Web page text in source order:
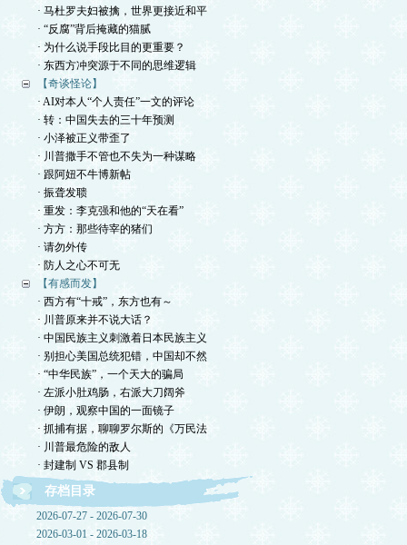
· 马杜罗夫妇被擒，世界更接近和平
· “反腐”背后掩藏的猫腻
· 为什么说手段比目的更重要？
· 东西方冲突源于不同的思维逻辑
【奇谈怪论】
· AI对本人“个人责任”一文的评论
· 转：中国失去的三十年预测
· 小泽被正义带歪了
· 川普撒手不管也不失为一种谋略
· 跟阿妞不牛博新帖
· 振聋发聩
· 重发：李克强和他的“天在看”
· 方方：那些待宰的猪们
· 请勿外传
· 防人之心不可无
【有感而发】
· 西方有“十戒”，东方也有～
· 川普原来并不说大话？
· 中国民族主义刺激着日本民族主义
· 别担心美国总统犯错，中国却不然
· “中华民族”，一个天大的骗局
· 左派小肚鸡肠，右派大刀阔斧
· 伊朗，观察中国的一面镜子
· 抓捕有据，聊聊罗尔斯的《万民法
· 川普最危险的敌人
· 封建制 VS 郡县制
存档目录
2026-07-27 - 2026-07-30
2026-03-01 - 2026-03-18